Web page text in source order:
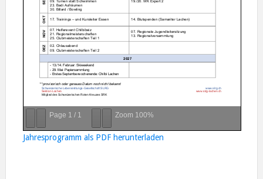
Page 1 / 1 Zoom 100%
Jahresprogramm als PDF herunterladen